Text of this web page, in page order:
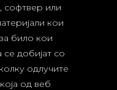
софтвер или
кои
било кои
добијат со
одлучите
од веб